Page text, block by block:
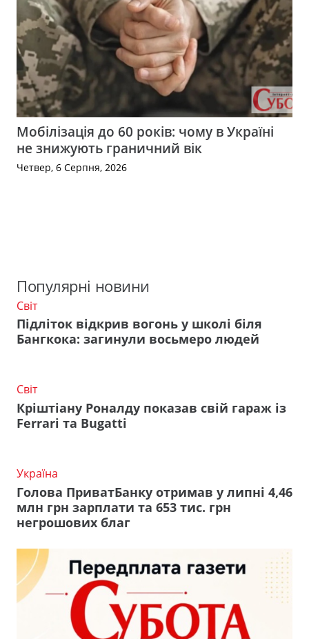
Мобілізація до 60 років: чому в Україні
не знижують граничний вік
Четвер, 6 Серпня, 2026
Популярні новини
Світ
Підліток відкрив вогонь у школі біля
Бангкока: загинули восьмеро людей
Світ
Кріштіану Роналду показав свій гараж із
Ferrari та Bugatti
Україна
Голова ПриватБанку отримав у липні 4,46
млн грн зарплати та 653 тис. грн
негрошових благ